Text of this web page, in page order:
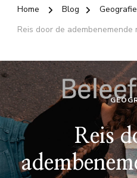
Home Blog
Geografie
Reis door de adembenemende
Reis